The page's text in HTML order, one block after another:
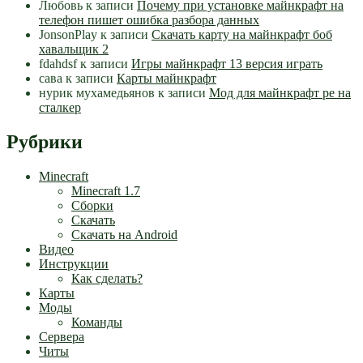
Любовь к записи Почему при установке майнкрафт на
телефон пишет ошибка разбора данных
JonsonPlay к записи Скачать карту на майнкрафт боб
хавальщик 2
fdahdsfк записи Игры майнкрафт 13 версия играть
сава к записи Карты майнкрафт
нурик мухамедьянов к записи Мод для майнкрафт pe на
сталкер
Рубрики
Minecraft
Minecraft 1.7
Сборки
Скачать
Скачать на Android
Видео
Инструкции
Как сделать?
Карты
Моды
Команды
Сервера
Читы